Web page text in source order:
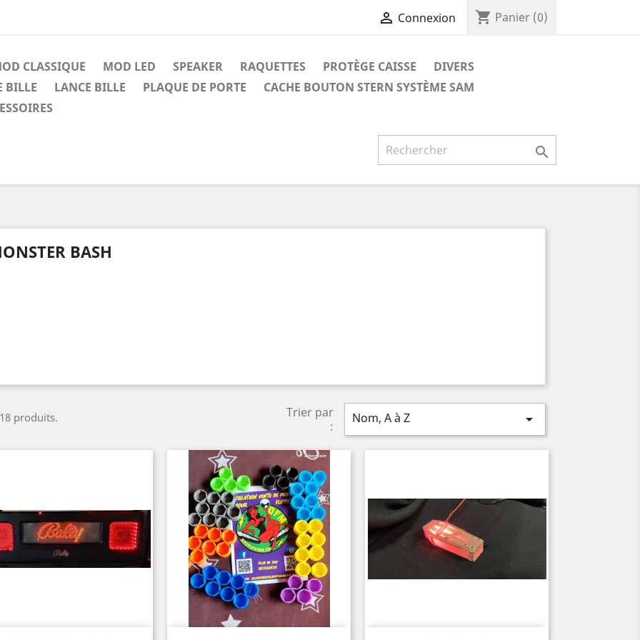
 Connexion shopping_cart Panier (0)
CLASSIQUE MOD LED SPEAKER RAQUETTES PROTÈGE CAISSE
DIVERS
BILLE
LANCE BILLE PLAQUE DE PORTE
CACHE BOUTON STERN SYSTÈME SAM

BASH
produits.
Trier par
:
Nom, A à Z 